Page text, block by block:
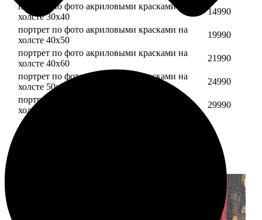
портрет по фото акриловыми красками на
холсте 30х40
14990
портрет по фото акриловыми красками на
холсте 40х50
19990
портрет по фото акриловыми красками на
холсте 40х60
21990
портрет по фото акриловыми красками на
холсте 50х70
24990
портрет по фото акриловыми красками на
холсте 60х70
29990